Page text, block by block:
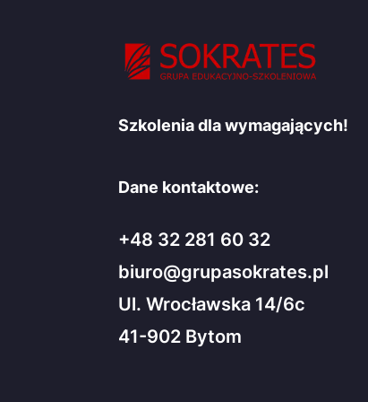
Szkolenia dla wymagających!
Dane kontaktowe:
+48 32 281 60 32
biuro@grupasokrates.pl
Ul. Wrocławska 14/6c
41-902 Bytom